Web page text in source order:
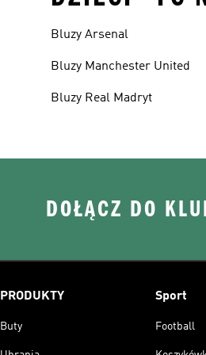
Bluzy Arsenal
Bluzy Manchester United
Bluzy Real Madryt
DOŁĄCZ DO
PRODUKTY
Buty
Sport
Football